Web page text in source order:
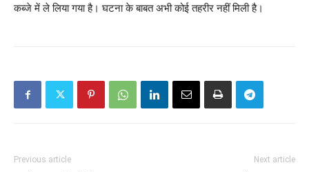
कब्जे में ले लिया गया है। घटना के बाबत अभी कोई तहरीर नहीं मिली है।
Previous article Next article